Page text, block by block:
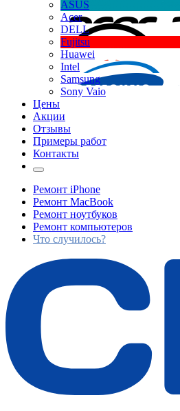
ASUS
Acer
DELL
Fujitsu
Huawei
Intel
Samsung
Sony Vaio
Цены
Акции
Отзывы
Примеры работ
Контакты
Ремонт iPhone
Ремонт MacBook
Ремонт ноутбуков
Ремонт компьютеров
Что случилось?